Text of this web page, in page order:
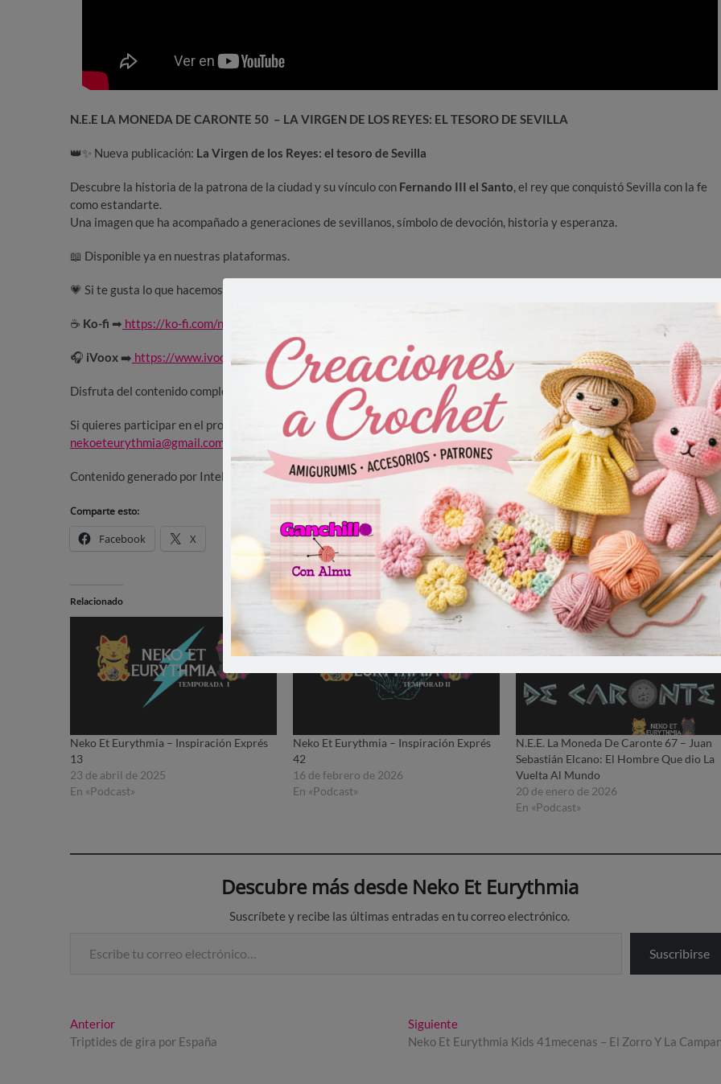
N.E.E LA MONEDA DE CARONTE 50 – LA VIRGEN DE LOS REYES: EL TESORO DE SEVILLA
👑✨ Nueva publicación: La Virgen de los Reyes: el tesoro de Sevilla
Descubre la historia de la patrona de la ciudad y su vínculo con Fernando III el Santo, el rey que conquistó Sevilla con la fe
como estandarte.
Una imagen que ha acompañado a generaciones de sevillanos, símbolo de devoción, historia y esperanza.
📖 Disponible ya en nuestras plataformas.
💗 Si te gusta lo que hacemos, puedes apoyarnos en:
☕ Ko-fi ➡ https://ko-fi.com/nekoeteurythmia
🎧 iVoox ➡️ https://www.ivoox.com/support/632772
Disfruta del contenido completo en nuestra web: nekoeteurythmia.com
Si quieres participar en el programa, envíanos la historia, eventos o novedades de tu grupo al correo:
nekoeteurythmia@gmail.com
Contenido generado por Inteligencia Artificial
Comparte esto:
Facebook X
Relacionado
Neko Et Eurythmia – Inspiración Exprés
13
23 de abril de 2025
En «Podcast»
Neko Et Eurythmia – Inspiración Exprés
42
16 de febrero de 2026
En «Podcast»
N.E.E. La Moneda De Caronte 67 – Juan
Sebastián Elcano: El Hombre Que dio La
Vuelta Al Mundo
20 de enero de 2026
En «Podcast»
Descubre más desde Neko Et Eurythmia
Suscríbete y recibe las últimas entradas en tu correo electrónico.
Suscribirse
Navegación
de
AnteriorEntrada
anterior:
Triptides de gira por España
SiguienteEntrada
siguiente:
Neko Et Eurythmia Kids 41mecenas – El Zorro Y La